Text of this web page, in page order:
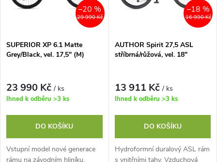
p
r
o
u
s
p
r
o
d
29 990 Kč
–20 %
SUPERIOR XP 6.1 Matte
Grey/Black, vel. 17,5" (M)
23 990 Kč/ ks
Ihned k odběru >3 ks
DO KOŠÍKU
Vstupní model nové generace
rámu na závodním hliníku.
16 990 Kč
–18 %
AUTHOR Spirit 27,5 ASL
stříbrná/růžová, vel. 18"
13 911 Kč/ ks
Ihned k odběru >3 ks
DO KOŠÍKU
Hydroformní duralový ASL rám
s vnitřními tahy. Vzduchová